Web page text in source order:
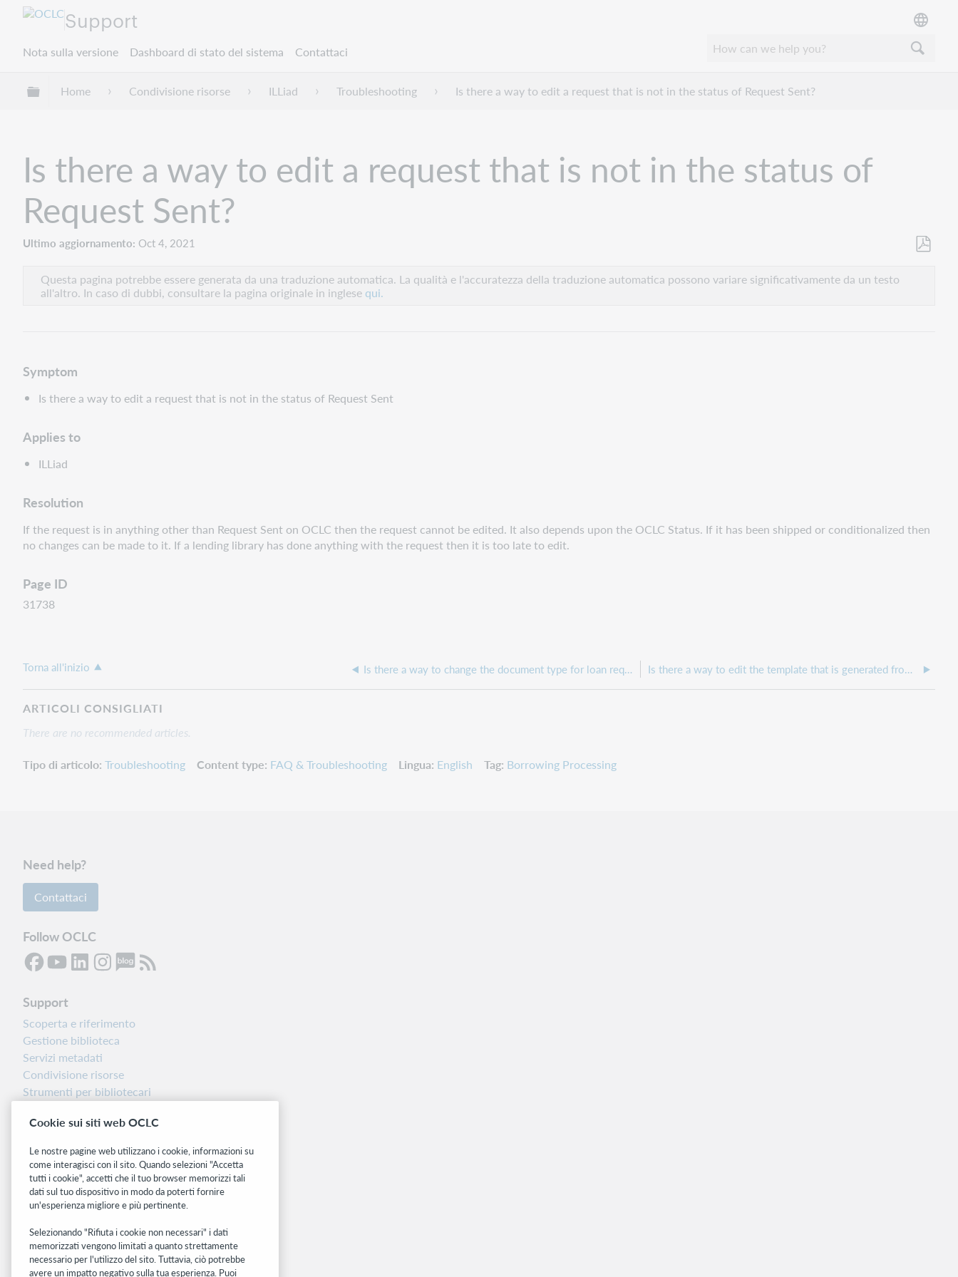
Support
Nota sulla versione Dashboard di stato del sistema Contattaci
Espandi/comprimi la gerarchia globale
Home Condivisione risorse ILLiad Troubleshooting Is there a way to edit a request that is not in the status of Request Sent?
Is there a way to edit a request that is not in the status of
Request Sent?
Ultimo aggiornamento Oct 4, 2021
Questa pagina potrebbe essere generata da una traduzione automatica. La qualità e l'accuratezza della traduzione automatica possono variare significativamente da un testo
all'altro. In caso di dubbi, consultare la pagina originale in inglese qui.
Symptom
Is there a way to edit a request that is not in the status of Request Sent
Applies to
ILLiad
Resolution
If the request is in anything other than Request Sent on OCLC then the request cannot be edited. It also depends upon the OCLC Status. If it has been shipped or conditionalized then
no changes can be made to it. If a lending library has done anything with the request then it is too late to edit.
Page ID
31738
Torna all'inizio Is there a way to change the document type for loan requests? Is there a way to edit the template that is generated from the ILLiad Billing Manager when running the Overdue Letter reports?
ARTICOLI CONSIGLIATI
There are no recommended articles.
Tipo di articolo Troubleshooting Content type FAQ & Troubleshooting Lingua English Tag Borrowing Processing
Need help?
Contattaci
Follow OCLC
Support
Scoperta e riferimento
Gestione biblioteca
Servizi metadati
Condivisione risorse
Strumenti per bibliotecari
Dashboard di stato del sistema
Siti correlati
OCLC.org
BibFormats
Community
Ricerca
WebJunction
Rete sviluppatori
Cookie sui siti web OCLC
Le nostre pagine web utilizzano i cookie, informazioni su
come interagisci con il sito. Quando selezioni "Accetta
tutti i cookie", accetti che il tuo browser memorizzi tali
dati sul tuo dispositivo in modo da poterti fornire
un'esperienza migliore e più pertinente.
Selezionando "Rifiuta i cookie non necessari" i dati
memorizzati vengono limitati a quanto strettamente
necessario per l'utilizzo del sito. Tuttavia, ciò potrebbe
avere un impatto negativo sulla tua esperienza. Puoi